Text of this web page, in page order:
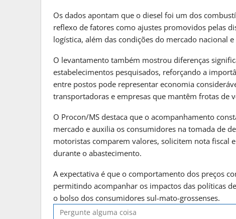
Os dados apontam que o diesel foi um dos
reflexo de fatores como ajustes promovidos pelas
logística, além das condições do mercado nacional
O levantamento também mostrou diferenças
estabelecimentos pesquisados, reforçando a
entre postos pode representar economia
transportadoras e empresas que mantêm frotas de
O Procon/MS destaca que o acompanhamento
mercado e auxilia os consumidores na tomada de
motoristas comparem valores, solicitem nota fiscal
durante o abastecimento.
A expectativa é que o comportamento dos preços
permitindo acompanhar os impactos das políticas
o bolso dos consumidores sul-mato-grossenses.